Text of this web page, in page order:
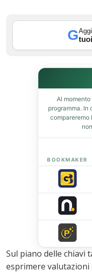
G
Al
programma. In
compareremo
BOOKMAKER
Sul piano delle
esprimere valutazioni